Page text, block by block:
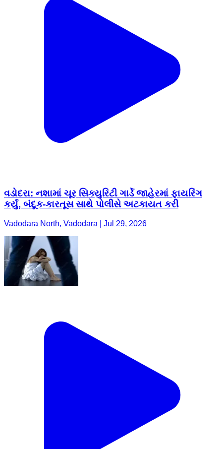
વડોદરા: નશામાં ચૂર સિક્યુરિટી ગાર્ડે જાહેરમાં ફાયરિંગ
કર્યું, બંદૂક-કારતૂસ સાથે પોલીસે અટકાયત કરી
Vadodara North, Vadodara | Jul 29, 2026